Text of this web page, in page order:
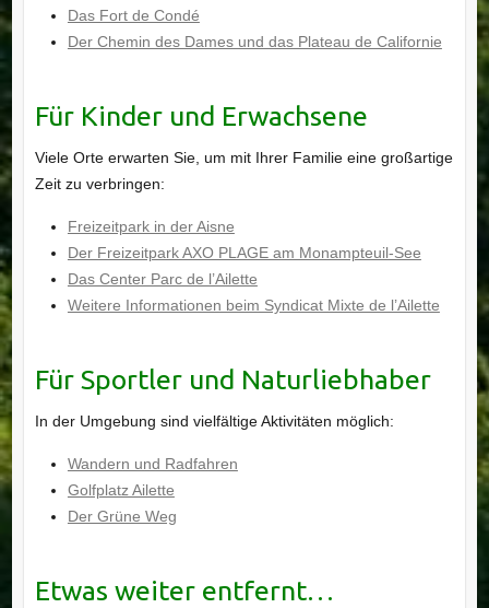
Das Fort de Condé
Der Chemin des Dames und das Plateau de Californie
Für Kinder und Erwachsene
Viele Orte erwarten Sie, um mit Ihrer Familie eine großartige
Zeit zu verbringen:
Freizeitpark in der Aisne
Der Freizeitpark AXO PLAGE am Monampteuil-See
Das Center Parc de l’Ailette
Weitere Informationen beim Syndicat Mixte de l’Ailette
Für Sportler und Naturliebhaber
In der Umgebung sind vielfältige Aktivitäten möglich:
Wandern und Radfahren
Golfplatz Ailette
Der Grüne Weg
Etwas weiter entfernt…